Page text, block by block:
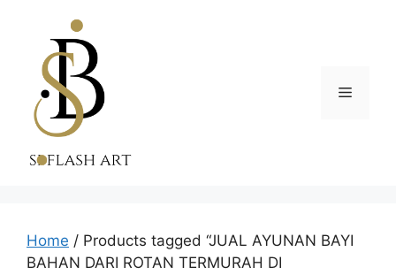
content
Menu
Home / Products tagged “JUAL AYUNAN BAYI
BAHAN DARI ROTAN TERMURAH DI